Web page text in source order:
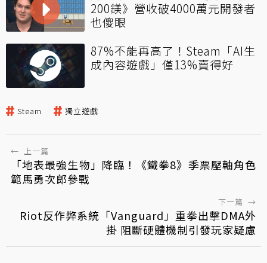
200鎂》營收破4000萬元開發者
也傻眼
87%不能再高了！Steam「AI生
成內容遊戲」僅13%賣得好
Steam 獨立遊戲
← 上一篇
「地表最強生物」降臨！《鐵拳8》季票壓軸角色
範馬勇次郎參戰
下一篇 →
Riot反作弊系統「Vanguard」重拳出擊DMA外
掛 阻斷硬體機制引發玩家疑慮